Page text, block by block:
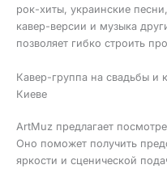
рок-хиты, украинские
кавер-версии и музыка
позволяет гибко строить
Кавер-группа на свадьбы и
Киеве
ArtMuz предлагает
Оно поможет получить
яркости и сценической